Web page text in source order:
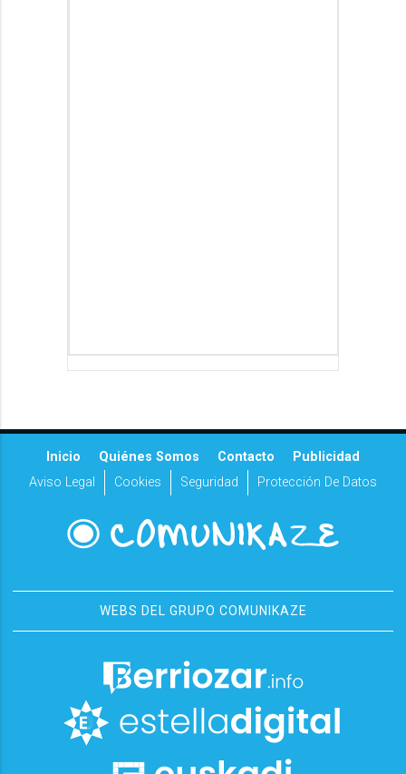
Inicio Quiénes Somos Contacto
Publicidad
Aviso Legal
Cookies Seguridad Protección De Datos
WEBS DEL GRUPO COMUNIKAZE